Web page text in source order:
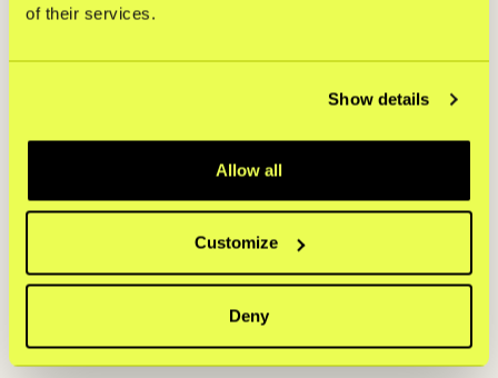
of their services.
Show details
Allow all
Customize
Deny
huhtikuussa 2025 Ipsos Digital -alustalla.
65-vuotiasta henkilöä Suomesta, Ruotsista,
Norjasta ja Tanskasta.
Lisätietoja:
Kustomin viestintä:press@kustom.co